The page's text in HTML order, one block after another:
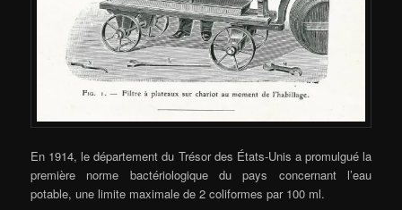
En 1914, le département du Trésor des États-Unis a promulgué la
première norme bactériologique du pays concernant l’eau
potable, une limite maximale de 2 coliformes par 100 ml.